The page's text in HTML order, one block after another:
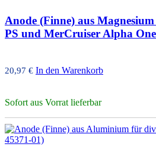
Anode (Finne) aus
PS und MerCruiser Alpha
20,97 € In den Warenkorb
Sofort aus Vorrat lieferbar